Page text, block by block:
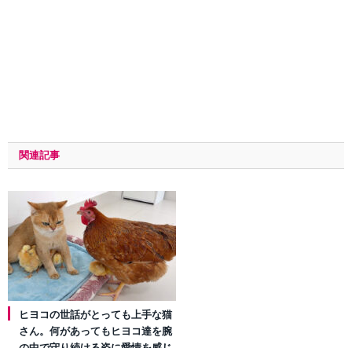
関連記事
ヒヨコの世話がとっても上手な猫
さん。何があってもヒヨコ達を腕